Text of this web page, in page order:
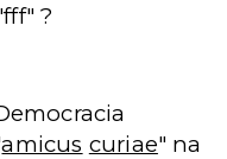
?
amicus curiae" na